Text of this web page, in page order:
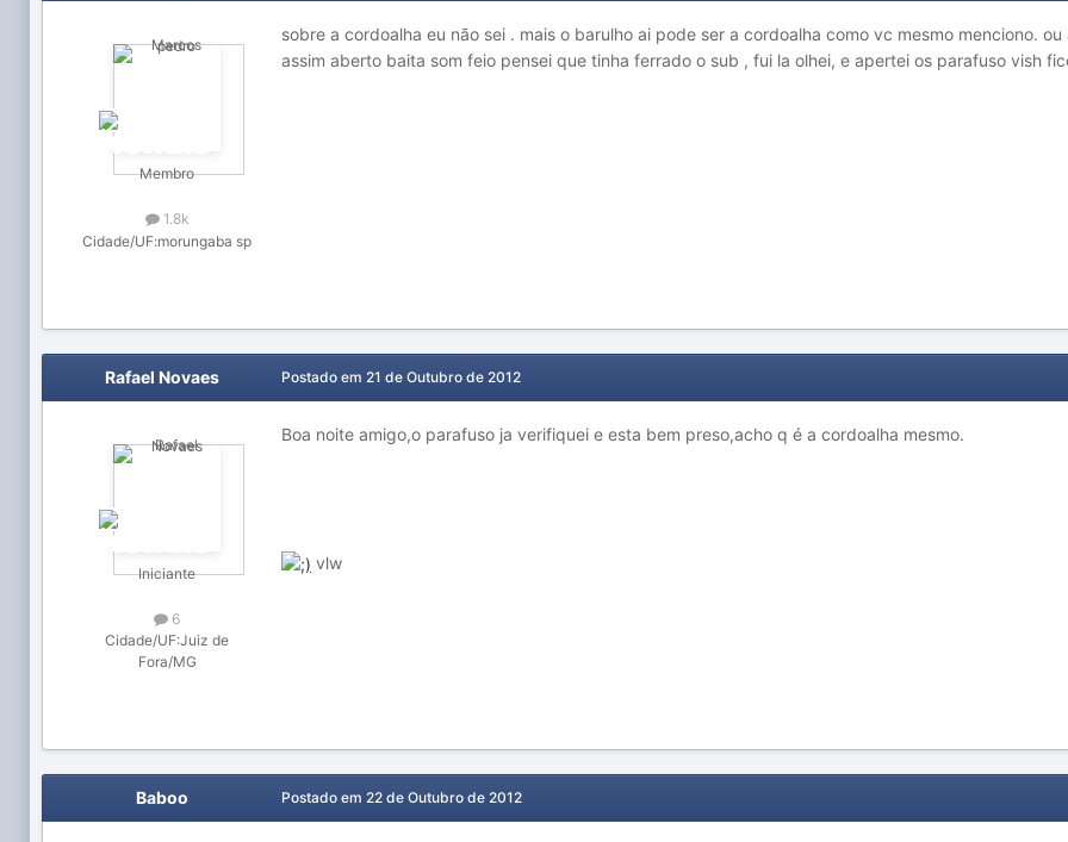
Membro
1.8k
Cidade/UF:morungaba sp
sobre a cordoalha eu não sei . mais o barulho ai pode ser a cordoalha como vc mesmo menciono.
assim aberto baita som feio pensei que tinha ferrado o sub , fui la olhei, e apertei os parafuso vish
Rafael Novaes
Iniciante
6
Cidade/UF:Juiz de
Fora/MG
Postado em 21 de Outubro de 2012
Boa noite amigo,o parafuso ja verifiquei e esta bem preso,acho q é a cordoalha mesmo.
vlw
Baboo Postado em 22 de Outubro de 2012